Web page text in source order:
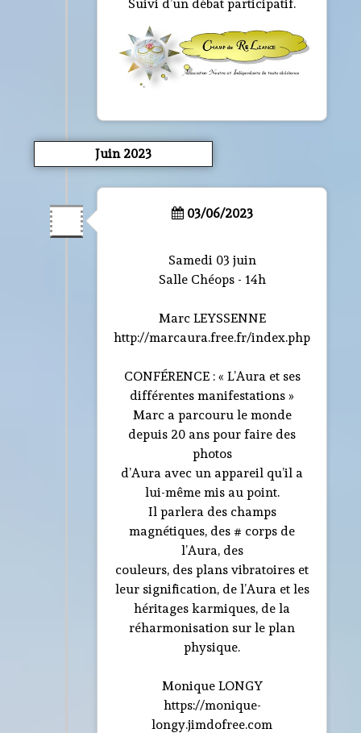
Suivi d’un débat participatif.
Juin 2023
03/06/2023
Samedi 03 juin
Salle Chéops - 14h
Marc LEYSSENNE
http://marcaura.free.fr/index.php
CONFÉRENCE : « L’Aura et ses
différentes manifestations »
Marc a parcouru le monde
depuis 20 ans pour faire des
photos
d’Aura avec un appareil qu’il a
lui-même mis au point.
Il parlera des champs
magnétiques, des # corps de
l’Aura, des
couleurs, des plans vibratoires et
leur signification, de l’Aura et les
héritages karmiques, de la
réharmonisation sur le plan
physique.
Monique LONGY
https://monique-
longy.jimdofree.com